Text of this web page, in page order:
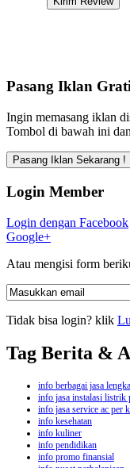
Pasang Iklan
Ingin memasang iklan
Tombol di bawah ini
Login Member
Login dengan Facebook
Google+
Atau mengisi form
Tidak bisa login? klik
Tag Berita &
info berbagai jasa
info jasa instalasi listrik
info jasa service ac per
info kesehatan
info kuliner
info pendidikan
info promo finansial